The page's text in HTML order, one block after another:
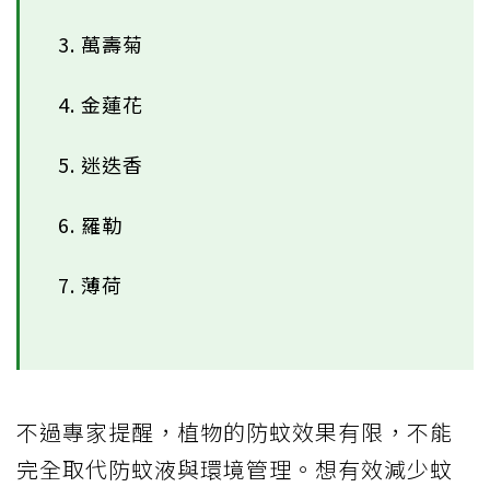
3. 萬壽菊
4. 金蓮花
5. 迷迭香
6. 羅勒
7. 薄荷
不過專家提醒，植物的防蚊效果有限，不能
完全取代防蚊液與環境管理。想有效減少蚊